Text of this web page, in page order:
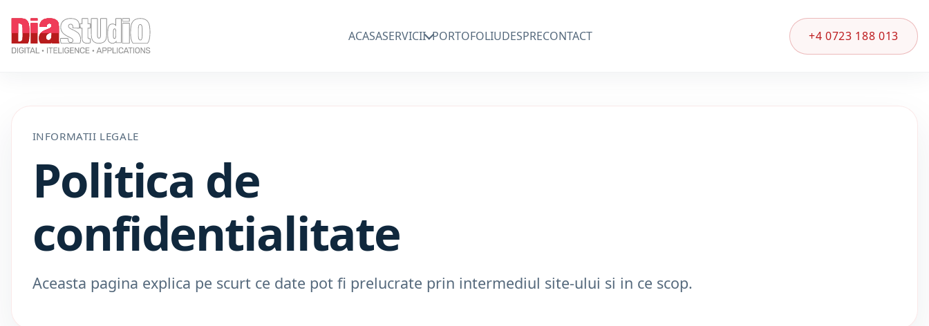
ACASASERVICII PORTOFOLIUDESPRECONTACT +4 0723 188 013
INFORMATII LEGALE
Politica de
confidentialitate
Aceasta pagina explica pe scurt ce date pot fi prelucrate prin intermediul site-ului si in ce scop.